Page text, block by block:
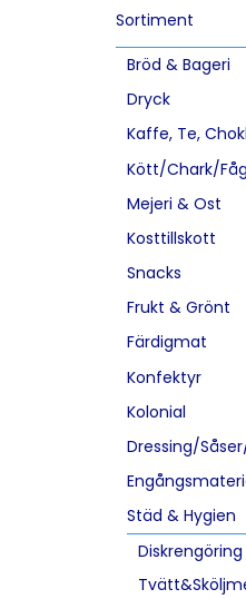
Sortiment
Bröd & Bageri
Dryck
Kaffe, Te,
Kött/Chark/
Mejeri & Ost
Kosttillskott
Snacks
Frukt & Grönt
Färdigmat
Konfektyr
Kolonial
Dressing/
Städ & Hygien
Diskrengöring